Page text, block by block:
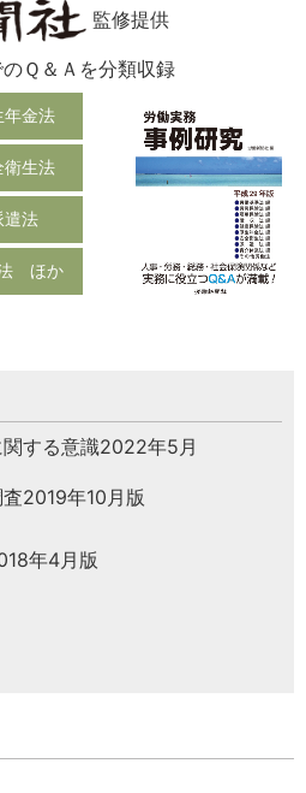
監修提供
Ｑ＆Ａを分類収録
年金法
衛生法
遣法
ほか
する意識2022年5月
2019年10月版
年4月版